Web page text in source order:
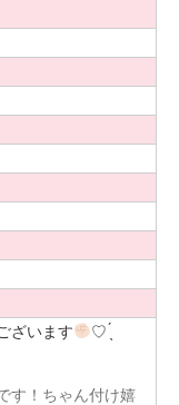
ざいます
♡ ̖́
す！ちゃん付け嬉